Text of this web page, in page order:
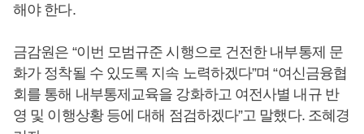
해야 한다.
금감원은 “이번 모범규준 시행으로 건전한 내부통제 문
화가 정착될 수 있도록 지속 노력하겠다”며 “여신금융협
회를 통해 내부통제교육을 강화하고 여전사별 내규 반
영 및 이행상황 등에 대해 점검하겠다”고 말했다. 조혜경